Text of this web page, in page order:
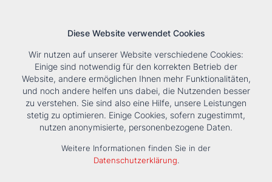
Tools Unternehmen Karriere KontaktSuche
HOME › PRODUKTE › KÄLTE/KLIMA › FANCOILS › DXB 11 E
DECKENKASSETTE
Diese Website verwendet Cookies
Wir nutzen auf unserer Website verschiedene Cookies:
Einige sind notwendig für den korrekten Betrieb der
Website, andere ermöglichen Ihnen mehr Funktionalitäten,
und noch andere helfen uns dabei, die Nutzenden besser
zu verstehen. Sie sind also eine Hilfe, unsere Leistungen
stetig zu optimieren. Einige Cookies, sofern zugestimmt,
nutzen anonymisierte, personenbezogene Daten.
Weitere Informationen finden Sie in der
Datenschutzerklärung.